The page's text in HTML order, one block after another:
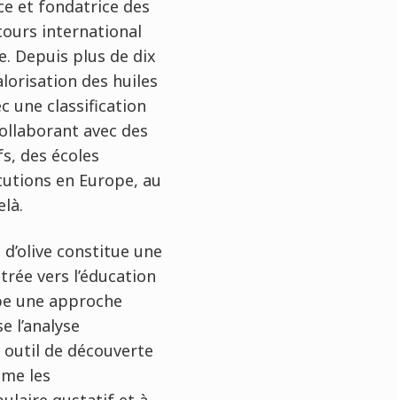
et fondatrice des
international
Depuis plus de dix
des huiles
une classification
avec des
des écoles
en Europe, au
d’olive constitue une
vers l’éducation
une approche
l’analyse
de découverte
les